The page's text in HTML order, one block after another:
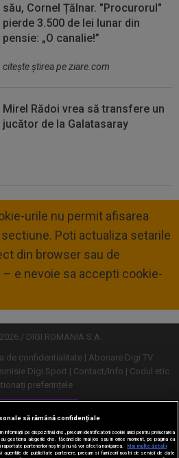
său, Cornel Țălnar. "Procurorul"
pierde 3.500 de lei lunar din
pensie: „O canalie!”
citeşte ştirea pe ziare.com
Mirel Rădoi vrea să transfere un
jucător de la Galatasaray
urile nu permit afisarea
Poti actualiza setarile
din browser sau de
– e nevoie sa accepti cookie-
/ DIGI ROMANIA S.A.
de confidentialitate
Abonare Digi TV
Digi Sport Contact/Info
Codul etic
preferințele
desktop
să rămână confidențiale
pe dispozitivul dvs., precum identificatorii cookie unici pentru prelucrarea
gestiona alegerile dvs. făcând clic mai jos sau în orice moment, pe pagina cu
partenerilor noștri și nu vă vor afecta navigarea.
Mai multe detalii
agentiile de publicitate partenere, precum si furnizorii nostri de servicii de date